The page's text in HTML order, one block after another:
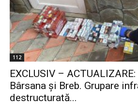
112
EXCLUSIV –
Bârsana și Breb. Grupare
destructurată...